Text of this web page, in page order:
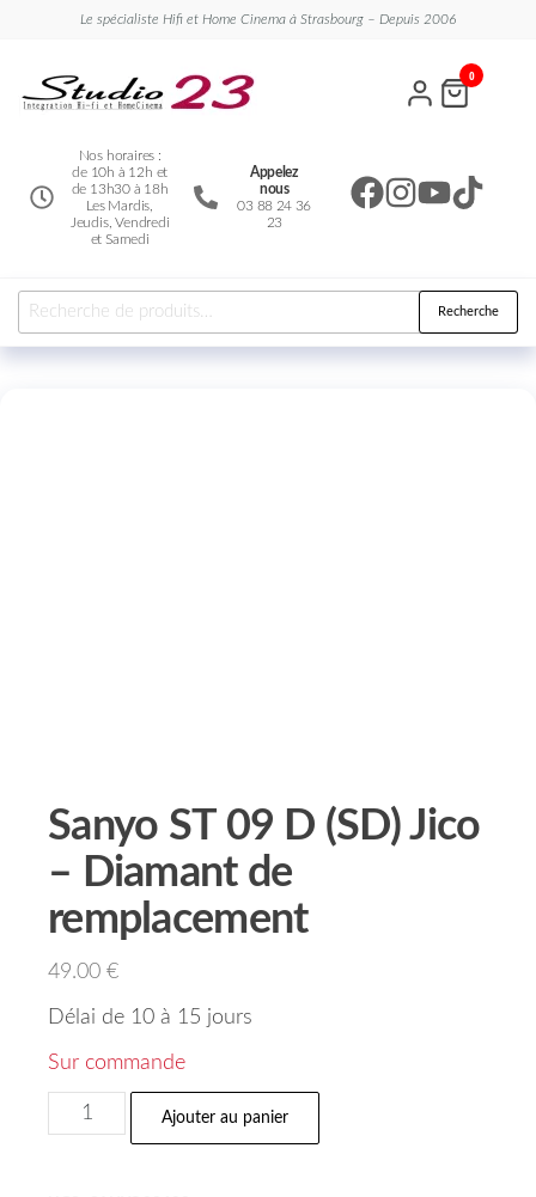
Le spécialiste Hifi et Home Cinema à Strasbourg – Depuis 2006
Nos horaires :
de 10h à 12h et
de 13h30 à 18h
Les Mardis,
Jeudis, Vendredi
et Samedi
Appelez
nous
03 88 24 36
23
0
Recherche
Sanyo ST 09 D (SD) Jico
– Diamant de
remplacement
49.00 €
Délai de 10 à 15 jours
Sur commande
Ajouter au panier